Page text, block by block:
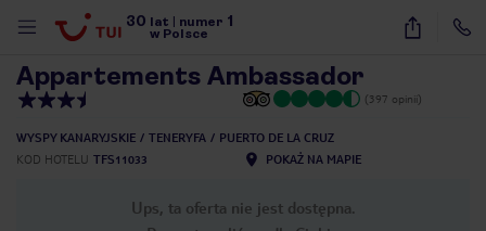
30 lat numer 1
w Polsce
21
Appartements Ambassador
(397 opinii)
WYSPY KANARYJSKIE TENERYFA
PUERTO DE LA CRUZ
KOD HOTELU TFS11033 POKAŻ NA MAPIE
Ups, ta oferta nie jest dostępna.